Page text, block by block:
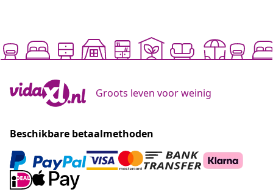
Groots leven voor weinig
Beschikbare betaalmethoden